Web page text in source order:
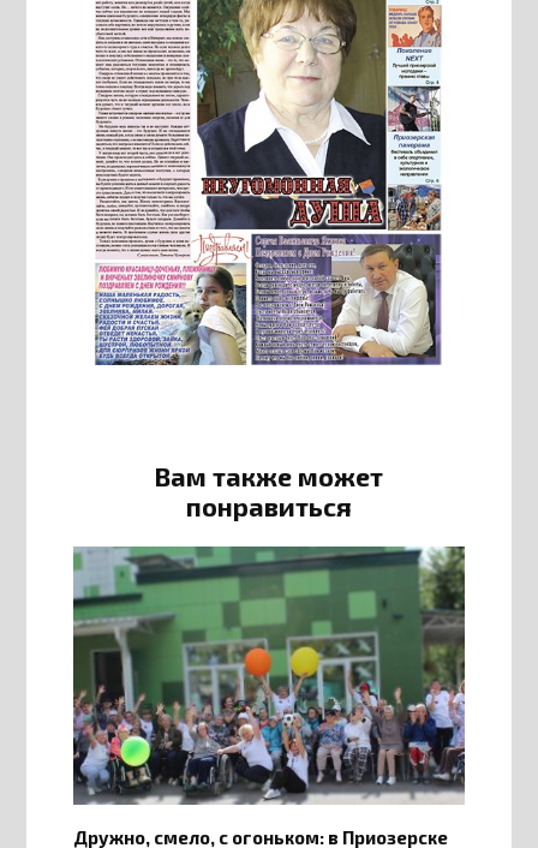
Вам также может
понравиться
Дружно, смело, с огоньком: в Приозерске